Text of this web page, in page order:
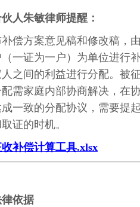
人朱敏律师提醒：
偿方案意见稿和修改稿，
一证为一户）为单位进行
之间的利益进行分配。被
需家庭内部协商解决，在
一致的分配协议，需要提
证的时机。
补偿计算工具.xlsx
依据